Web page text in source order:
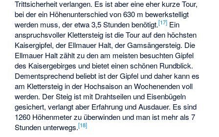
Trittsicherheit verlangen. Es ist aber eine eher kurze Tour,
bei der ein Höhenunterschied von 630 m bewerkstelligt
werden muss, der etwa 3,5 Stunden benötigt.[17] Ein
anspruchsvoller Klettersteig ist die Tour auf den höchsten
Kaisergipfel, der Ellmauer Halt, der Gamsängersteig. Die
Ellmauer Halt zählt zu den am meisten besuchten Gipfel
des Kaisergebirges und bietet einen schönen Rundblick.
Dementsprechend beliebt ist der Gipfel und daher kann es
am Klettersteig in der Hochsaison an Wochenenden voll
werden. Der Steig ist mit Drahtseilen und Eisenbügeln
gesichert, verlangt aber Erfahrung und Ausdauer. Es sind
1260 Höhenmeter zu überwinden und man ist mehr als 7
Stunden unterwegs.[18]